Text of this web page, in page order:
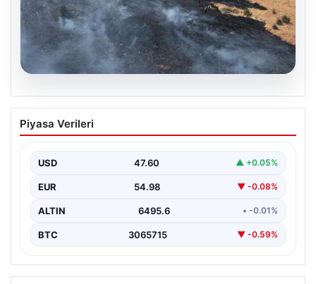
Tunceli’de otluk alandan ormana
sıçrayan yangın söndürüldü
Piyasa Verileri
USD 47.60 ▲ +0.05%
EUR 54.98 ▼ -0.08%
ALTIN 6495.6 • -0.01%
BTC 3065715 ▼ -0.59%